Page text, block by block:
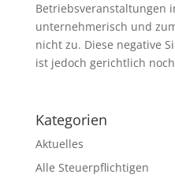
Betriebsveranstaltungen
unternehmerisch und
nicht zu. Diese negative
ist jedoch gerichtlich
Kategorien
Aktuelles
Alle Steuerpflichtigen